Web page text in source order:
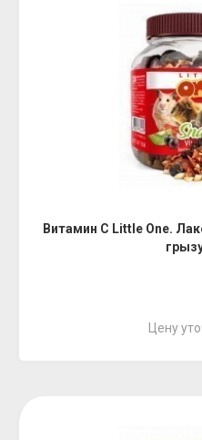
Витамин С Little One.
Цену